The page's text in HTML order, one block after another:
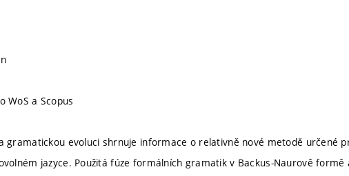
WoS a Scopus
gramatickou evoluci shrnuje informace o relativně nové metodě určené
jazyce. Použitá fúze formálních gramatik v Backus-Naurově